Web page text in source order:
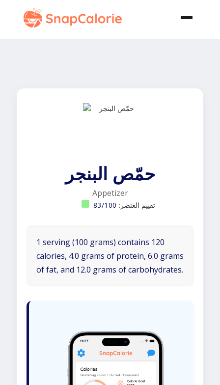
حمّص البنجر
Appetizer
تقييم العنصر: 83/100
1 serving (100 grams) contains 120
calories, 4.0 grams of protein, 6.0 grams
of fat, and 12.0 grams of carbohydrates.